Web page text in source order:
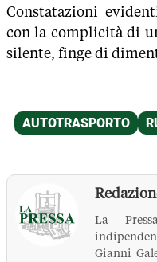
Constatazioni
con la complicità di
silente, finge di
La
Gianni